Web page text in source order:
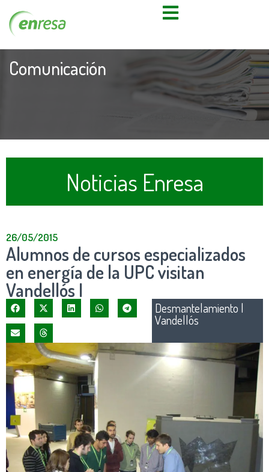
Comunicación
Noticias Enresa
26/05/2015
Alumnos de cursos especializados
en energía de la UPC visitan
Vandellós I
Desmantelamiento |
Vandellós